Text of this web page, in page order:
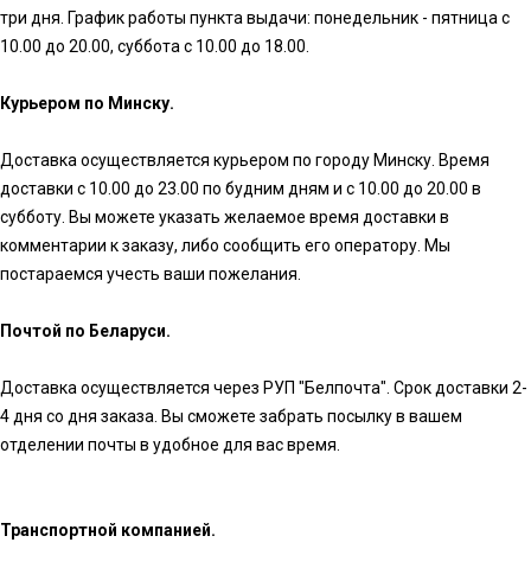
три дня. График работы пункта выдачи: понедельник - пятница с
10.00 до 20.00, суббота с 10.00 до 18.00.
Курьером по Минску.
Доставка осуществляется курьером по городу Минску. Время
доставки с 10.00 до 23.00 по будним дням и с 10.00 до 20.00 в
субботу. Вы можете указать желаемое время доставки в
комментарии к заказу, либо сообщить его оператору. Мы
постараемся учесть ваши пожелания.
Почтой по Беларуси.
Доставка осуществляется через РУП "Белпочта". Срок доставки 2-
4 дня со дня заказа. Вы сможете забрать посылку в вашем
отделении почты в удобное для вас время.
Транспортной компанией.